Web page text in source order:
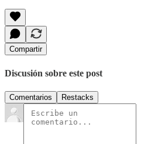
Compartir
Discusión sobre este post
Comentarios Restacks